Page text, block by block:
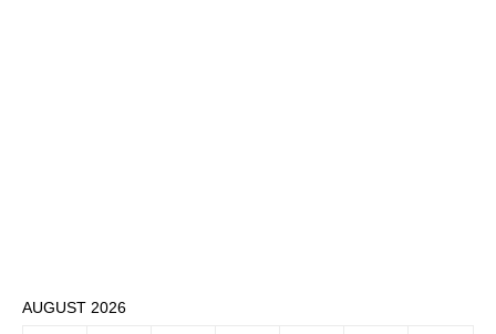
AUGUST 2026